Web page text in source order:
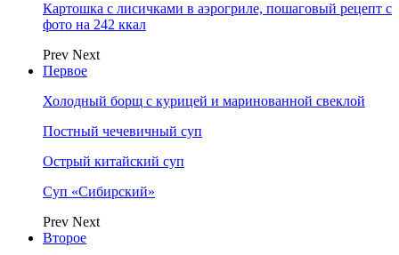
Картошка с лисичками в аэрогриле, пошаговый рецепт с
фото на 242 ккал
Prev Next
Первое
Холодный борщ с курицей и маринованной свеклой
Постный чечевичный суп
Острый китайский суп
Суп «Сибирский»
Prev Next
Второе